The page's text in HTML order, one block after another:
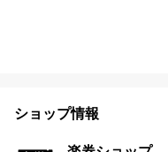
ショップ情報